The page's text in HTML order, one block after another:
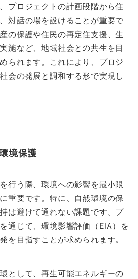
プロジェクトの計画段階から住
対話の場を設けることが重要で
の保護や住民の再定住支援、生
施など、地域社会との共生を目
られます。これにより、プロジ
会の発展と調和する形で実現し
境保護
行う際、環境への影響を最小限
重要です。特に、自然環境の保
は避けて通れない課題です。プ
通じて、環境影響評価（EIA）を
を目指すことが求められます。
として、再生可能エネルギーの